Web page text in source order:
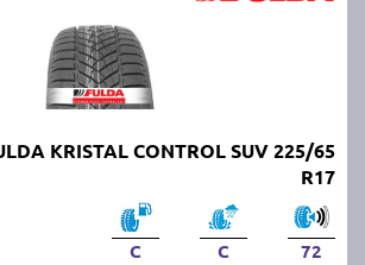
KRISTAL CONTROL SUV 225/65
R17
C C 72